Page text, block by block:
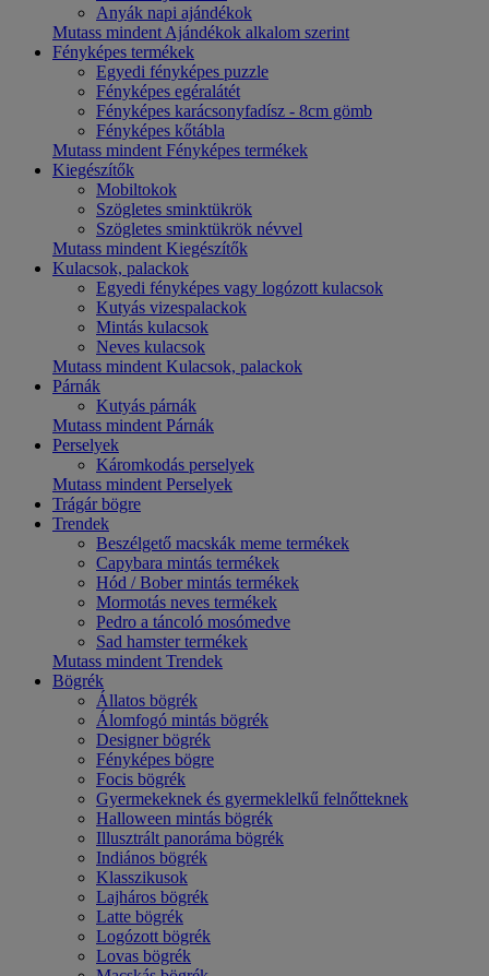
Anyák napi ajándékok
Mutass mindent Ajándékok alkalom szerint
Fényképes termékek
Egyedi fényképes puzzle
Fényképes egéralátét
Fényképes karácsonyfadísz - 8cm gömb
Fényképes kőtábla
Mutass mindent Fényképes termékek
Kiegészítők
Mobiltokok
Szögletes sminktükrök
Szögletes sminktükrök névvel
Mutass mindent Kiegészítők
Kulacsok, palackok
Egyedi fényképes vagy logózott kulacsok
Kutyás vizespalackok
Mintás kulacsok
Neves kulacsok
Mutass mindent Kulacsok, palackok
Párnák
Kutyás párnák
Mutass mindent Párnák
Perselyek
Káromkodás perselyek
Mutass mindent Perselyek
Trágár bögre
Trendek
Beszélgető macskák meme termékek
Capybara mintás termékek
Hód / Bober mintás termékek
Mormotás neves termékek
Pedro a táncoló mosómedve
Sad hamster termékek
Mutass mindent Trendek
Bögrék
Állatos bögrék
Álomfogó mintás bögrék
Designer bögrék
Fényképes bögre
Focis bögrék
Gyermekeknek és gyermeklelkű felnőtteknek
Halloween mintás bögrék
Illusztrált panoráma bögrék
Indiános bögrék
Klasszikusok
Lajháros bögrék
Latte bögrék
Logózott bögrék
Lovas bögrék